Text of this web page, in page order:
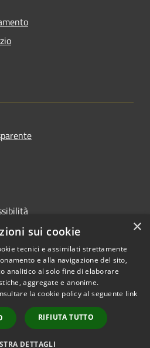
Copyright © 2026 • Comune di
Cerro al Lambro • Powered by
Municipium•Accesso
redazione
×
sui cookie
tecnici e assimilati strettamente
e alla navigazione del sito,
analitico al solo fine di elaborare
aggregate e anonime.
la cookie policy al seguente link
RIFIUTA TUTTO
DETTAGLI